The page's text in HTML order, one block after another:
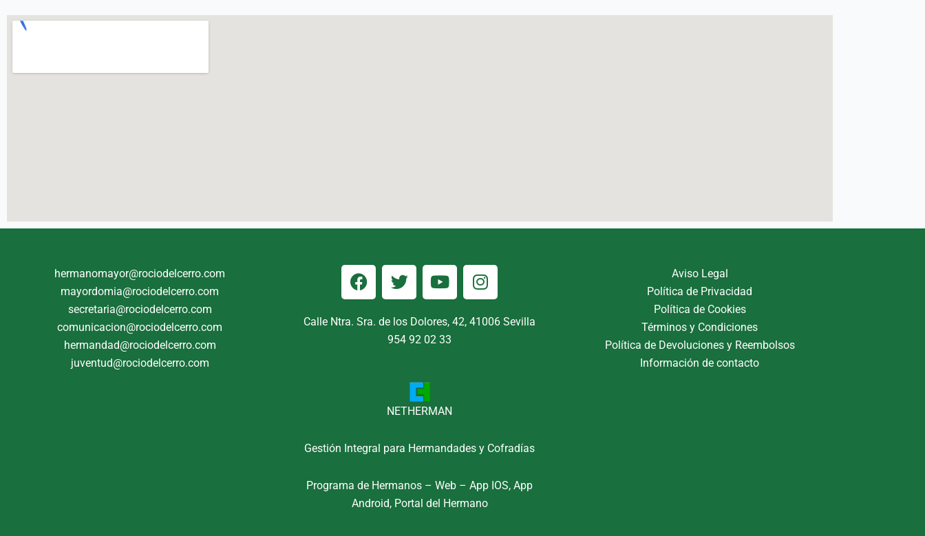
hermanomayor@rociodelcerro.com
mayordomia@rociodelcerro.com
secretaria@rociodelcerro.com
comunicacion@rociodelcerro.com
hermandad@rociodelcerro.com
juventud@rociodelcerro.com
F
a
e
T
w
t
t
Y
o
t
u
I
n
t
Calle Ntra. Sra. de los Dolores, 42, 41006 Sevilla
954 92 02 33
NETHERMAN
Gestión Integral para Hermandades y Cofradías
Programa de Hermanos – Web – App IOS, App
Android, Portal del Hermano
Aviso Legal
Política de Privacidad
Política de Cookies
Términos y Condiciones
Política de Devoluciones y Reembolsos
Información de contacto